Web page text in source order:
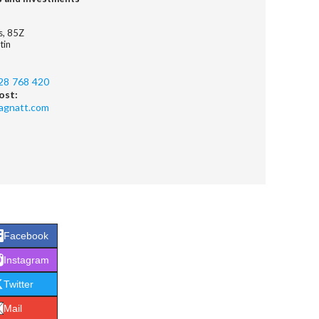
85Z
768 420
Facebook
Instagram
Twitter
Mail